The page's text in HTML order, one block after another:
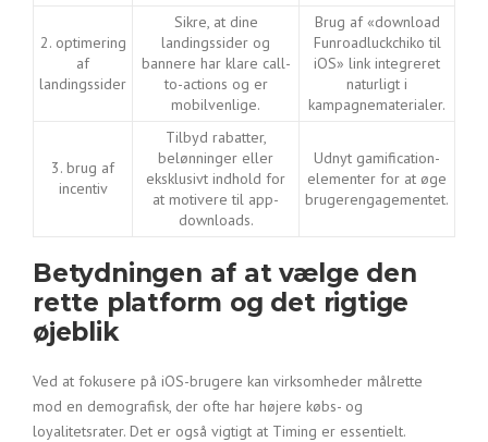
2. optimering
af
landingssider
Sikre, at dine
landingssider og
bannere har klare call-
to-actions og er
mobilvenlige.
Brug af «download
Funroadluckchiko til
iOS» link integreret
naturligt i
kampagnematerialer.
3. brug af
incentiv
Tilbyd rabatter,
belønninger eller
eksklusivt indhold for
at motivere til app-
downloads.
Udnyt gamification-
elementer for at øge
brugerengagementet.
Betydningen af at vælge den
rette platform og det rigtige
øjeblik
Ved at fokusere på iOS-brugere kan virksomheder målrette
mod en demografisk, der ofte har højere købs- og
loyalitetsrater. Det er også vigtigt at Timing er essentielt.